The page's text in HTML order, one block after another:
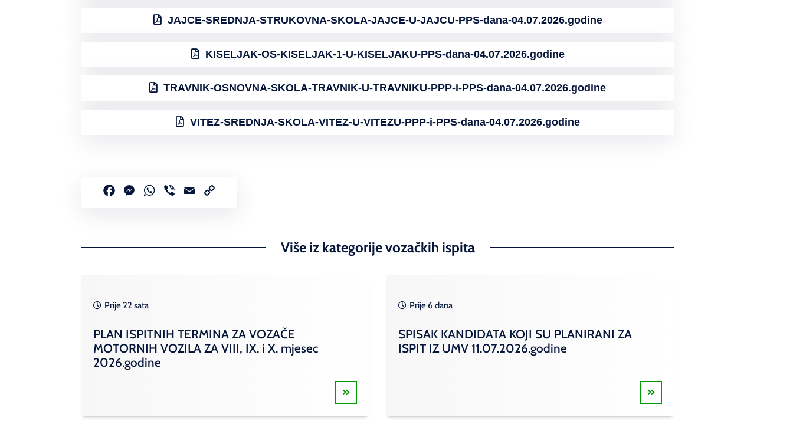
JAJCE-SREDNJA-STRUKOVNA-SKOLA-JAJCE-U-JAJCU-PPS-dana-04.07.2026.godine
KISELJAK-OS-KISELJAK-1-U-KISELJAKU-PPS-dana-04.07.2026.godine
TRAVNIK-OSNOVNA-SKOLA-TRAVNIK-U-TRAVNIKU-PPP-i-PPS-dana-04.07.2026.godine
VITEZ-SREDNJA-SKOLA-VITEZ-U-VITEZU-PPP-i-PPS-dana-04.07.2026.godine
FacebookMessenger
WhatsApp
Viber Email
Više iz kategorije vozačkih ispita
Prije 22 sata
PLAN ISPITNIH TERMINA ZA VOZAČE
MOTORNIH VOZILA ZA VIII, IX. i X. mjesec
2026.godine
Prije 6 dana
SPISAK KANDIDATA KOJI SU PLANIRANI ZA
ISPIT IZ UMV 11.07.2026.godine